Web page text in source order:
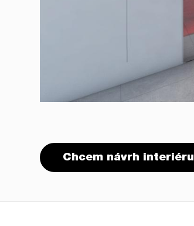
Chcem návrh interiéru